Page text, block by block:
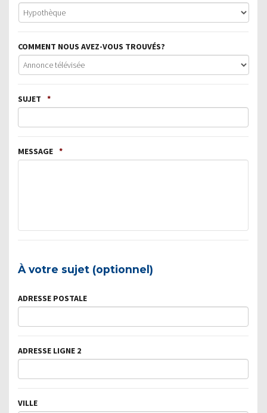
COMMENT NOUS AVEZ-VOUS TROUVÉS?
SUJET *
MESSAGE *
À votre sujet (optionnel)
ADRESSE POSTALE
ADRESSE LIGNE 2
VILLE